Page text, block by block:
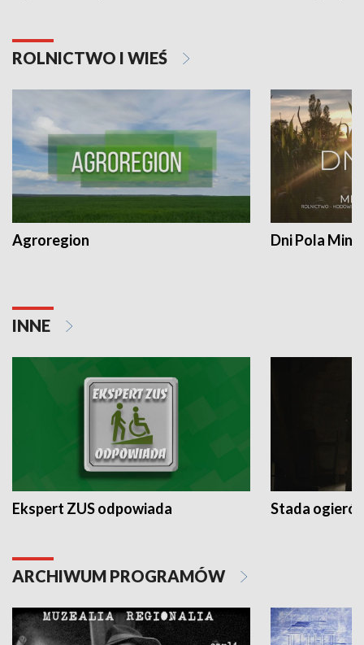
ROLNICTWO I WIEŚ
Agroregion Dni Pola
INNE
Ekspert ZUS odpowiada Stada
ARCHIWUM PROGRAMÓW